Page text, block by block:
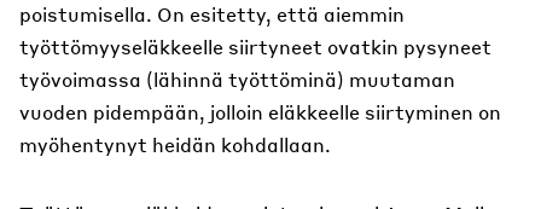
poistumisella. On esitetty, että aiemmin
työttömyyseläkkeelle siirtyneet ovatkin pysyneet
työvoimassa (lähinnä työttöminä) muutaman
vuoden pidempään, jolloin eläkkeelle siirtyminen on
myöhentynyt heidän kohdallaan.